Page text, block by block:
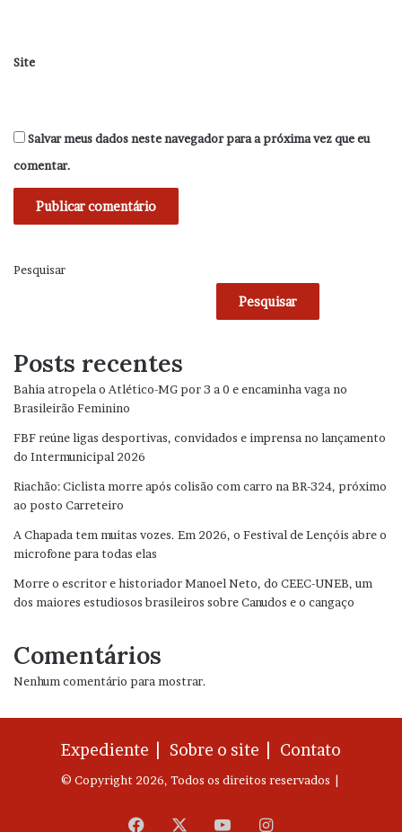
Site
Salvar meus dados neste navegador para a próxima vez que eu
comentar.
Pesquisar
Pesquisar
Posts recentes
Bahia atropela o Atlético-MG por 3 a 0 e encaminha vaga no
Brasileirão Feminino
FBF reúne ligas desportivas, convidados e imprensa no lançamento
do Intermunicipal 2026
Riachão: Ciclista morre após colisão com carro na BR-324, próximo
ao posto Carreteiro
A Chapada tem muitas vozes. Em 2026, o Festival de Lençóis abre o
microfone para todas elas
Morre o escritor e historiador Manoel Neto, do CEEC-UNEB, um
dos maiores estudiosos brasileiros sobre Canudos e o cangaço
Comentários
Nenhum comentário para mostrar.
Expediente | Sobre o site | Contato
© Copyright 2026, Todos os direitos reservados |
Facebook YouTubeInstagram